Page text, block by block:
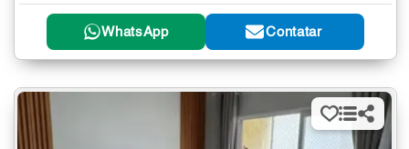
WhatsApp Contatar